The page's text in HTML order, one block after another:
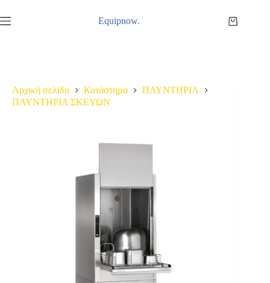
στο
περιεχόμενο
Equipnow.
Καλάθι
Αρχική σελίδα Κατάστημα
ΠΛΥΝΤΗΡΙΑ
ΠΛΥΝΤΗΡΙΑ ΣΚΕΥΩΝ